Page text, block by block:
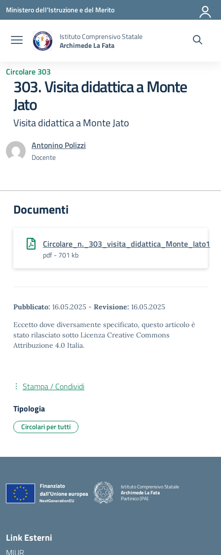
Vai ai contenuti
Vai al menu di navigazione
Vai al footer
Ministero dell'Istruzione e del Merito
Istituto Comprensivo Statale
Archimede La Fata
Circolare 303
303. Visita didattica a Monte
Jato
Visita didattica a Monte Jato
Antonino Polizzi
Docente
Documenti
Circolare_n._303_visita_didattica_Monte_Iato1
pdf - 701 kb
Pubblicato: 16.05.2025 - Revisione: 16.05.2025
Eccetto dove diversamente specificato, questo articolo è
stato rilasciato sotto Licenza Creative Commons
Attribuzione 4.0 Italia.
Stampa / Condividi
Tipologia
Circolari per tutti
Istituto Comprensivo Statale
Archimede La Fata
Partinico (PA)
Link Esterni
MIUR